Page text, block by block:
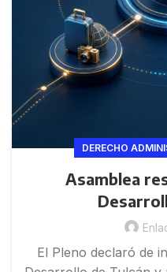
DERECHO
Asamblea
El Pleno declaró de